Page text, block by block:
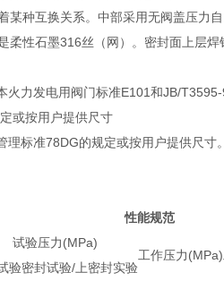
某种互换关系。中部采用无阀盖压力
柔性石墨316丝（网）。密封面上层
火力发电用阀门标准E101和JB/
或按用户提供尺寸
理标准78DG的规定或按用户提供尺寸
性能规范
试验压力(MPa)
工作压力(MPa)
验密封试验/上密封实验